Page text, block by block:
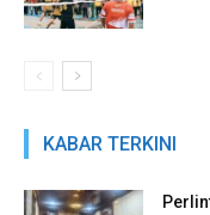
KABAR TERKINI